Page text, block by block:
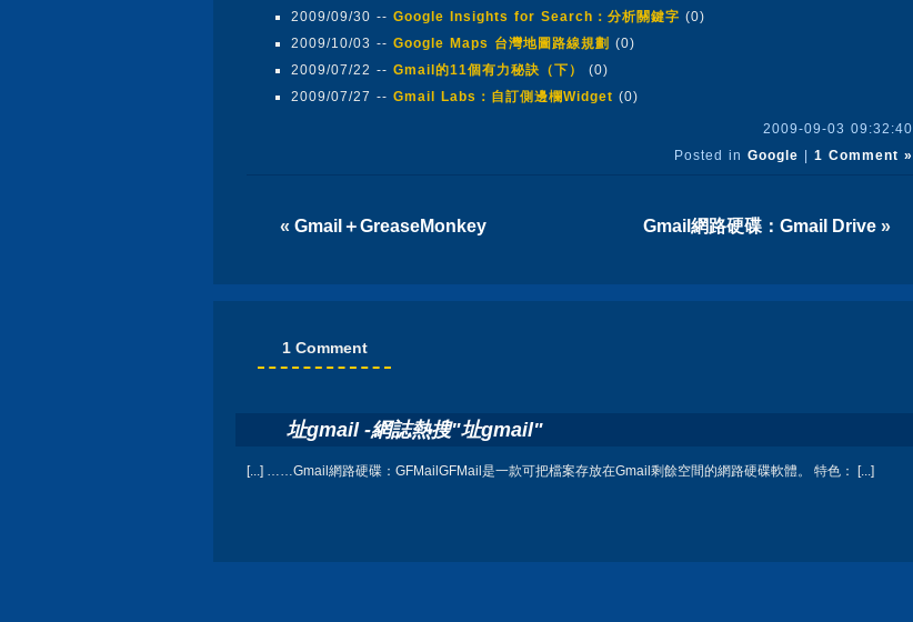
2009/09/30 -- Google Insights for Search：分析關鍵字 (0)
2009/10/03 -- Google Maps 台灣地圖路線規劃 (0)
2009/07/22 -- Gmail的11個有力秘訣（下）
(0)
2009/07/27 -- Gmail Labs：自訂側邊欄Widget (0)
2009-09-03 09:32:40
Posted in Google 1 Comment »
« Gmail＋GreaseMonkey Gmail網路硬碟：Gmail Drive »
1 Comment
址gmail -網誌熱搜"址gmail"
[...] ……Gmail網路硬碟：GFMailGFMail是一款可把檔案存放在Gmail剩餘空間的網路硬碟軟體。 特色： [...]